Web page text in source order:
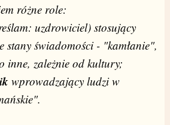
różne role:
uzdrowiciel) stosujący
stany świadomości - "kamłanie",
inne, zależnie od kultury;
wprowadzający ludzi w